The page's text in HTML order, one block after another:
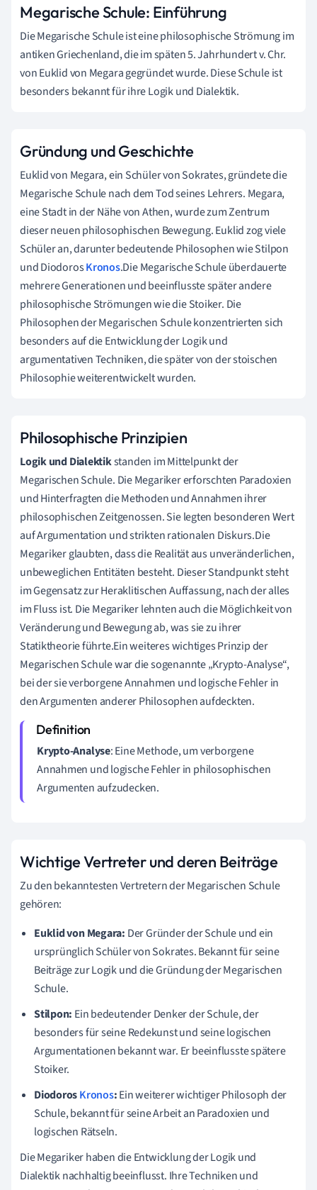
Megarische Schule: Einführung
Die Megarische Schule ist eine philosophische Strömung im
antiken Griechenland, die im späten 5. Jahrhundert v. Chr.
von Euklid von Megara gegründet wurde. Diese Schule ist
besonders bekannt für ihre Logik und Dialektik.
Gründung und Geschichte
Euklid von Megara, ein Schüler von Sokrates, gründete die
Megarische Schule nach dem Tod seines Lehrers. Megara,
eine Stadt in der Nähe von Athen, wurde zum Zentrum
dieser neuen philosophischen Bewegung. Euklid zog viele
Schüler an, darunter bedeutende Philosophen wie Stilpon
und DiodorosKronos.Die Megarische Schule überdauerte
mehrere Generationen und beeinflusste später andere
philosophische Strömungen wie die Stoiker. Die
Philosophen der Megarischen Schule konzentrierten sich
besonders auf die Entwicklung der Logik und
argumentativen Techniken, die später von der stoischen
Philosophie weiterentwickelt wurden.
Philosophische Prinzipien
Logik und Dialektikstanden im Mittelpunkt der
Megarischen Schule. Die Megariker erforschten Paradoxien
und Hinterfragten die Methoden und Annahmen ihrer
philosophischen Zeitgenossen. Sie legten besonderen Wert
auf Argumentation und strikten rationalen Diskurs.Die
Megariker glaubten, dass die Realität aus unveränderlichen,
unbeweglichen Entitäten besteht. Dieser Standpunkt steht
im Gegensatz zur Heraklitischen Auffassung, nach der alles
im Fluss ist. Die Megariker lehnten auch die Möglichkeit von
Veränderung und Bewegung ab, was sie zu ihrer
Statiktheorie führte.Ein weiteres wichtiges Prinzip der
Megarischen Schule war die sogenannte „Krypto-Analyse“,
bei der sie verborgene Annahmen und logische Fehler in
den Argumenten anderer Philosophen aufdeckten.
Krypto-Analyse: Eine Methode, um verborgene
Annahmen und logische Fehler in philosophischen
Argumenten aufzudecken.
Wichtige Vertreter und deren Beiträge
Zu den bekanntesten Vertretern der Megarischen Schule
gehören:
Euklid von Megara: Der Gründer der Schule und ein
ursprünglich Schüler von Sokrates. Bekannt für seine
Beiträge zur Logik und die Gründung der Megarischen
Schule.
Stilpon: Ein bedeutender Denker der Schule, der
besonders für seine Redekunst und seine logischen
Argumentationen bekannt war. Er beeinflusste spätere
Stoiker.
DiodorosKronos:Ein weiterer wichtiger Philosoph der
Schule, bekannt für seine Arbeit an Paradoxien und
logischen Rätseln.
Die Megariker haben die Entwicklung der Logik und
Dialektik nachhaltig beeinflusst. Ihre Techniken und